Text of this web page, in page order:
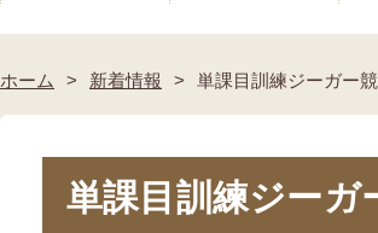
ホーム 新着情報 単課目訓練ジーガー
単課目訓練ジーガ